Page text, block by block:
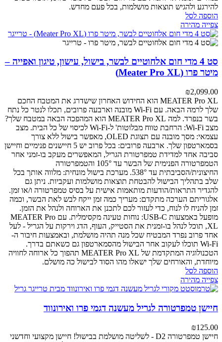
להירגע ולהגיש תוצאות מושלמות, בכל פעם מחדש.
הוספה לסל
צפייה מהירה
סט 4 מדי חום אלחוטיים לבשר, בישול, עישון, טיגון ואפייה –
מיטר פרו (Meater Pro XL)
₪2,099.00
MEATER Pro XL הוא החידוש האחרון שישדרג את המטבח החכם
שלך לרמה הבאה. עם Wi-Fi מובנה וארבעה פרובים, תכלו לנטר כל נתח
בשר בנפרד. למה MEATER Pro XL הוא המהפכה הבאה במטבח שלך?
מצב Wi-Fi: הרחבת טווח מבלוטות' ל-Wi-Fi לכיסוי של כל הבית.
מצב
עצמאי: מסך מובנה עם תצוגת OLED, מאפשר בישול ללא צורך
בסמארטפון שלך.
ארבעה פרובים: בכל פרוב יש 5 חיישנים פנימיים וחיישן
סביבה אחד למדידת טמפרטורת הגריל, המאפשרים מעקב בו-זמני אחר
הטמפרטורה הפנימית של הבשר עד 105° והטמפרטורה
החיצונית/הסביבתית עד 538°.
מערכת בישול מונחית: מלווה אותך בכל
שלב בתהליך הבישול להבטחת תוצאות מושלמות ועקביות. ניתן גם
להגדיר התראות/הודעות מותאמות אישית על בסיס טמפרטורה ו/או זמן.
אלגוריתם הערכה מתקדם: מעריך כמה זמן ייקח לבש לאת הבשר, וכמה
זמן להניח לו לנוח, כדי לעזור לכם לתכנן את הארוחה ולנהל את הזמן.
מופעל באמצעות USB-C: נוחות טעינה מקסימלית.
עם MEATER Pro
XL, תוכל לנהל בו-זמנית את הסטייק, העוף, הדג וירקות על הגריל - לעל
אחד פרוב נפרד המבטיח שכל מנה תהיה מושלמת, ובאמצעות חיבור ה-
Wi-Fi תוכלו לעקוב אחר הבישול מהסמארטפון גם כשאתם בדרך.
הטכנולוגיה המתקדמת של MEATER Pro XL תהפוך כל ארוחה לחוויה
מיוחדת, והאורחים שלך ישאלו מהו הסוד לבישול כה מושלם.
הוספה לסל
צפייה מהירה
חיישן טמפרטורה לגריל מעשנה דגמי פרו ואירונווד
₪125.00
חיישן טמפרטורה D2 - לשליטה מושלמת בבישול!
חיישן מקצועי וחדשני